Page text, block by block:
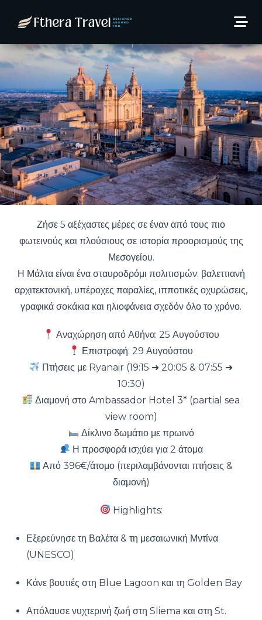
396€/άτομο!
2 Ιουνίου, 2025 theosarolidis
Ζήσε 5 αξέχαστες μέρες σε έναν από τους πιο
φωτεινούς και πλούσιους σε ιστορία προορισμούς της
Μεσογείου.
Η Μάλτα είναι ένα σταυροδρόμι πολιτισμών: βαλεττιανή
αρχιτεκτονική, υπέροχες παραλίες, ιπποτικές οχυρώσεις,
γραφικά σοκάκια και ηλιοφάνεια σχεδόν όλο το χρόνο.
Αναχώρηση από Αθήνα: 25 Αυγούστου
Επιστροφή: 29 Αυγούστου
Πτήσεις με Ryanair (19:15 ➜ 20:05 & 07:55 ➜
10:30)
Διαμονή στο Ambassador Hotel 3* (partial sea
view room)
Δίκλινο δωμάτιο με πρωινό
Η προσφορά ισχύει για 2 άτομα
Από 396€/άτομο (περιλαμβάνονται πτήσεις &
διαμονή)
Highlights:
Εξερεύνησε τη Βαλέτα & τη μεσαιωνική Μντίνα
(UNESCO)
Κάνε βουτιές στη Blue Lagoon και τη Golden Bay
Απόλαυσε νυχτερινή ζωή στη Sliema και στη St.